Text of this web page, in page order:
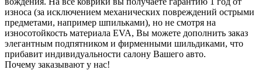
износа (за исключением механических повреждений острыми
предметами, например шпильками), но не смотря на
износотойкость материала EVA, Вы можете дополнить заказ
элегантным подпятником и фирменными шильдиками, что
прибавит индивидуальности салону Вашего авто.
Почему заказывают у нас!